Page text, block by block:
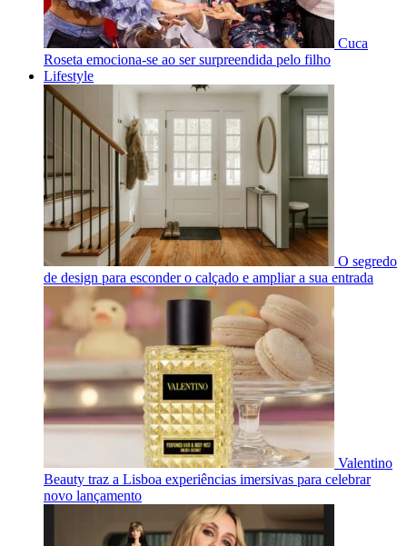
Cuca
Roseta emociona-se ao ser surpreendida pelo filho
Lifestyle
O segredo
de design para esconder o calçado e ampliar a sua entrada
Valentino
Beauty traz a Lisboa experiências imersivas para celebrar
novo lançamento